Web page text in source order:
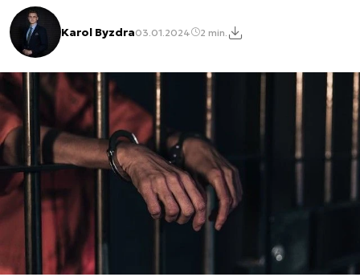
Karol Byzdra03.01.2024 2 min.